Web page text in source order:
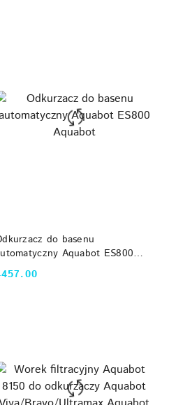
do basenu
Aquabot ES800
DO KOSZYKA